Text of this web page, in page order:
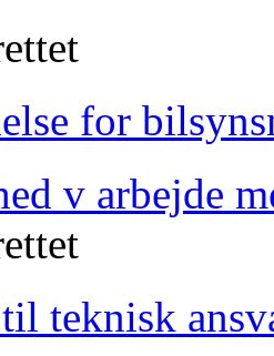
for
v arbejde
teknisk